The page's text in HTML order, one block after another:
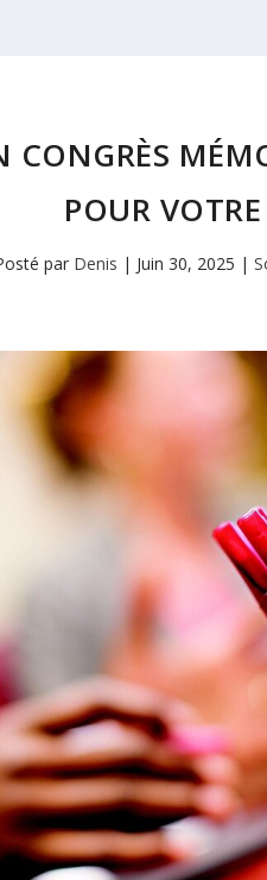
CONGRÈS
POUR
par Denis | Juin 30, 2025 |